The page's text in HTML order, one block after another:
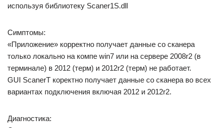
используя библиотеку Scaner1S.dll
Симптомы:
«Приложение» корректно получает данные со сканера
только локально на компе win7 или на сервере 2008r2 (в
терминале) в 2012 (терм) и 2012r2 (терм) не работает.
GUI ScanerT коректно получает данные со сканера во всех
вариантах подключения включая 2012 и 2012r2.
Диагностика: